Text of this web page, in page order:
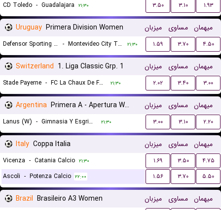
CD Toledo - Guadalajara ۲۱:۳۰ ۳.۵۰ ۳.۱۰ ۱.۹۳
Uruguay Primera Division Women میزبان مساوی میهمان
Defensor Sporting (W) - Montevideo City Torque (W) ۲۱:۳۰ ۱.۵۹ ۳.۷۰ ۴.۵۰
Switzerland 1. Liga Classic Grp. 1 میزبان مساوی میهمان
Stade Payerne - FC La Chaux De Fonds ۲۱:۳۰ ۲.۰۲ ۳.۴۰ ۳.۰۰
Argentina Primera A - Apertura Women میزبان مساوی میهمان
Lanus (W) - Gimnasia Y Esgrima La Plata (W) ۲۱:۳۰ ۳.۰۰ ۳.۱۰ ۲.۲۰
Italy Coppa Italia میزبان مساوی میهمان
Vicenza - Catania Calcio ۲۱:۳۰ ۱.۶۹ ۳.۵۰
۴.۷۵
Ascoli - Potenza Calcio ۲۲:۰۰ ۱.۵۶ ۳.۷۰ ۵.۵۰
Brazil Brasileiro A3 Women میزبان مساوی میهمان